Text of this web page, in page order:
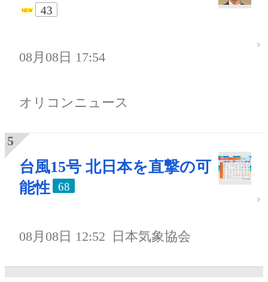
43
08月08日 17:54
オリコンニュース
台風15号 北日本を直撃の可
能性
68
08月08日 12:52 日本気象協会